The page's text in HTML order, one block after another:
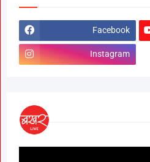
Facebook
Instagram